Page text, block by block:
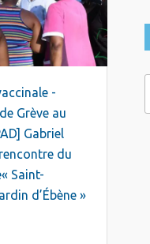
-
Grève au
Gabriel
du
Saint-
d’Ébène »